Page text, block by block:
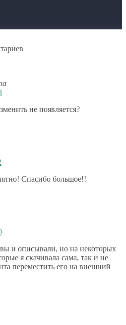
не появляется?
Спасибо большое!!
вы и описывали, но на некоторых
я скачивала сама, так и не
переместить его на внешний